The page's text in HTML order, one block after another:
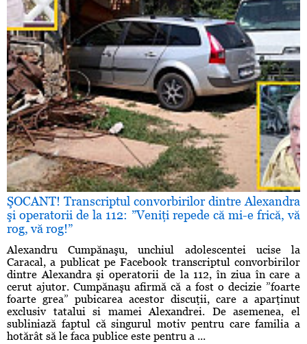
ŞOCANT! Transcriptul convorbirilor dintre Alexandra
şi operatorii de la 112: ”Veniţi repede că mi-e frică, vă
rog, vă rog!”
Alexandru Cumpănaşu, unchiul adolescentei ucise la
Caracal, a publicat pe Facebook transcriptul convorbirilor
dintre Alexandra şi operatorii de la 112, în ziua în care a
cerut ajutor. Cumpănaşu afirmă că a fost o decizie ”foarte
foarte grea” pubicarea acestor discuţii, care a aparţinut
exclusiv tatalui si mamei Alexandrei. De asemenea, el
subliniază faptul că singurul motiv pentru care familia a
hotărât să le faca publice este pentru a ...